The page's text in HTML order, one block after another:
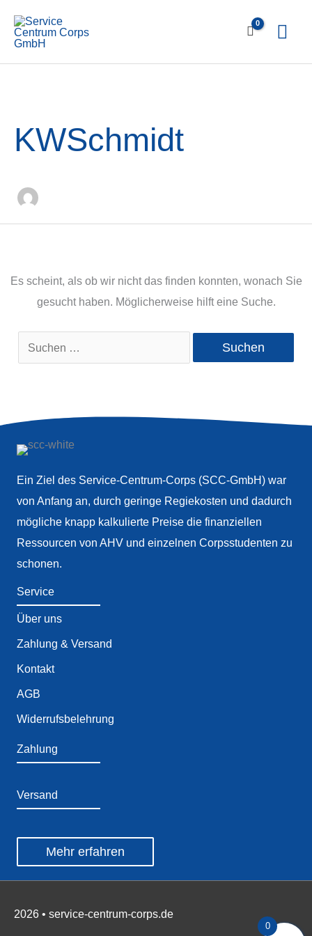
Inhalt
springen
KWSchmidt
Es scheint, als ob wir nicht das finden konnten, wonach Sie
gesucht haben. Möglicherweise hilft eine Suche.
Suchen
nach:
Ein Ziel des Service-Centrum-Corps (SCC-GmbH) war
von Anfang an, durch geringe Regiekosten und dadurch
mögliche knapp kalkulierte Preise die finanziellen
Ressourcen von AHV und einzelnen Corpsstudenten zu
schonen.
Service
Über uns
Zahlung & Versand
Kontakt
AGB
Widerrufsbelehrung
Zahlung
Versand
Mehr erfahren
2026 • service-centrum-corps.de
0